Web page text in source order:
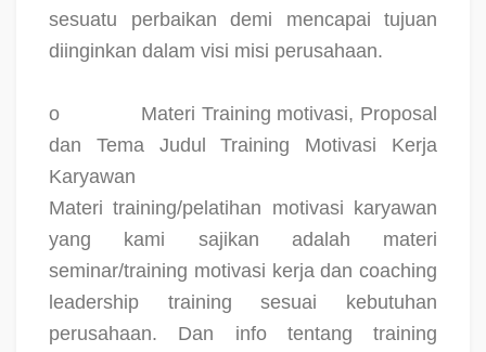
sesuatu perbaikan demi mencapai tujuan
diinginkan dalam visi misi perusahaan.
o
Materi Training motivasi, Proposal
dan Tema Judul Training Motivasi Kerja
Karyawan
Materi training/pelatihan motivasi karyawan
yang kami sajikan adalah materi
seminar/training motivasi kerja dan coaching
leadership training sesuai kebutuhan
perusahaan. Dan info tentang training